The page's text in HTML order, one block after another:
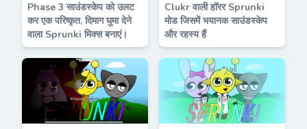
Phase 3 साउंडस्केप को उलट
कर एक परिष्कृत, दिमाग घुमा देने
वाला Sprunki मिक्स बनाएं।
Clukr वाली हॉरर Sprunki
मोड जिसमें भयानक साउंडस्केप
और रहस्य हैं